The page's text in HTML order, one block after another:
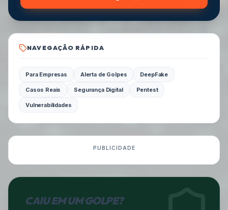
NAVEGAÇÃO RÁPIDA
Para Empresas Alerta de Golpes DeepFake
Casos Reais Segurança Digital Pentest
Vulnerabilidades
PUBLICIDADE
CAIU EM UM GOLPE?